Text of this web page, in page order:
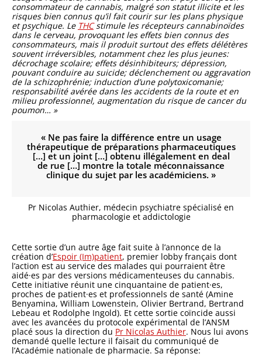
consommateur de cannabis, malgré son statut illicite et les
risques bien connus qu’il fait courir sur les plans physique
et psychique. Le THCstimule les récepteurs cannabinoïdes
dans le cerveau, provoquant les effets bien connus des
consommateurs, mais il produit surtout des effets délétères
souvent irréversibles, notamment chez les plus jeunes:
décrochage scolaire; effets désinhibiteurs; dépression,
pouvant conduire au suicide; déclenchement ou aggravation
de la schizophrénie; induction d’une polytoxicomanie;
responsabilité avérée dans les accidents de la route et en
milieu professionnel, augmentation du risque de cancer du
poumon… »
« Ne pas faire la différence entre un usage
thérapeutique de préparations pharmaceutiques
[…] et un joint […] obtenu illégalement en deal
de rue […] montre la totale méconnaissance
clinique du sujet par les académiciens. »
Pr Nicolas Authier, médecin psychiatre spécialisé en
pharmacologie et addictologie
Cette sortie d’un autre âge fait suite à l’annonce de la
création d’Espoir (Im)patient, premier lobby français dont
l’action est au service des malades qui pourraient être
aidé·es par des versions médicamenteuses du cannabis.
Cette initiative réunit une cinquantaine de patient·es,
proches de patient·es et professionnels de santé (Amine
Benyamina, William Lowenstein, Olivier Bertrand, Bertrand
Lebeau et Rodolphe Ingold). Et cette sortie coïncide aussi
avec les avancées du protocole expérimental de l’ANSM
placé sous la direction du Pr Nicolas Authier. Nous lui avons
demandé quelle lecture il faisait du communiqué de
l’Académie nationale de pharmacie. Sa réponse: